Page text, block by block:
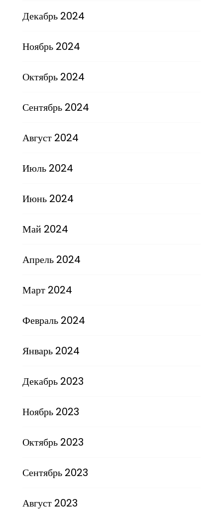
Декабрь 2024
Ноябрь 2024
Октябрь 2024
Сентябрь 2024
Август 2024
Июль 2024
Июнь 2024
Май 2024
Апрель 2024
Март 2024
Февраль 2024
Январь 2024
Декабрь 2023
Ноябрь 2023
Октябрь 2023
Сентябрь 2023
Август 2023